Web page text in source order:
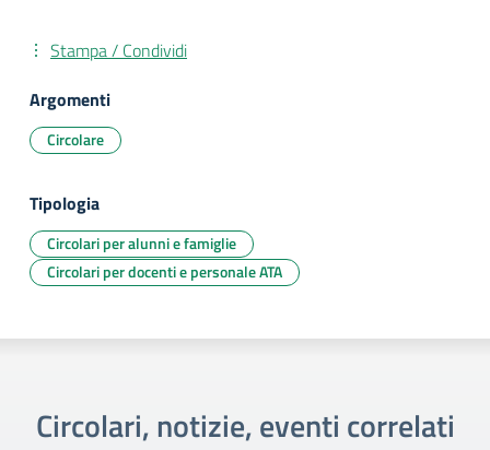
Stampa / Condividi
Argomenti
Circolare
Tipologia
Circolari per alunni e famiglie
Circolari per docenti e personale ATA
Circolari, notizie, eventi correlati